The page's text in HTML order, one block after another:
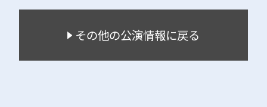
その他の公演情報に戻る